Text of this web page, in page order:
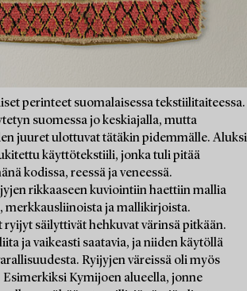
perinteet suomalaisessa tekstiilitaiteessa.
suomessa jo keskiajalla, mutta
juuret ulottuvat tätäkin pidemmälle. Aluksi
käyttötekstiili, jonka tuli pitää
kodissa, reessä ja veneessä.
rikkaaseen kuviointiin haettiin mallia
merkkausliinoista ja mallikirjoista.
ryijyt säilyttivät hehkuvat värinsä pitkään.
ja vaikeasti saatavia, ja niiden käytöllä
Ryijyjen väreissä oli myös
Esimerkiksi Kymijoen alueella, jonne